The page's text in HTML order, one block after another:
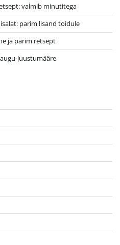
valmib minutitega
parim lisand toidule
ja parim retsept
juustumääre